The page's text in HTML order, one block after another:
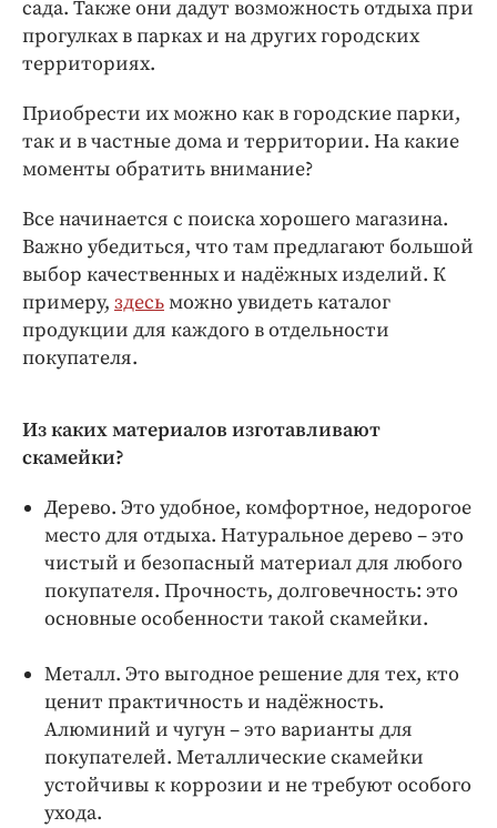
Экономика и бизнес
ПРОЕКТЫ
Блоги
Издания
Медиаперсона
Интересное чтиво
Клиника года
Бренд года
Работодатель года
сада. Также они дадут возможность отдыха при
прогулках в парках и на других городских
территориях.
Приобрести их можно как в городские парки,
так и в частные дома и территории. На какие
моменты обратить внимание?
Все начинается с поиска хорошего магазина.
Важно убедиться, что там предлагают большой
выбор качественных и надёжных изделий. К
примеру, здесьможно увидеть каталог
продукции для каждого в отдельности
покупателя.
Из каких материалов изготавливают
скамейки?
Дерево. Это удобное, комфортное, недорогое
место для отдыха. Натуральное дерево – это
чистый и безопасный материал для любого
покупателя. Прочность, долговечность: это
основные особенности такой скамейки.
Металл. Это выгодное решение для тех, кто
ценит практичность и надёжность.
Алюминий и чугун – это варианты для
покупателей. Металлические скамейки
устойчивы к коррозии и не требуют особого
ухода.